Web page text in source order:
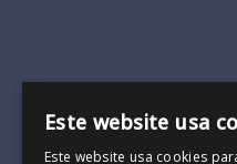
Este website usa
Este website usa cookies